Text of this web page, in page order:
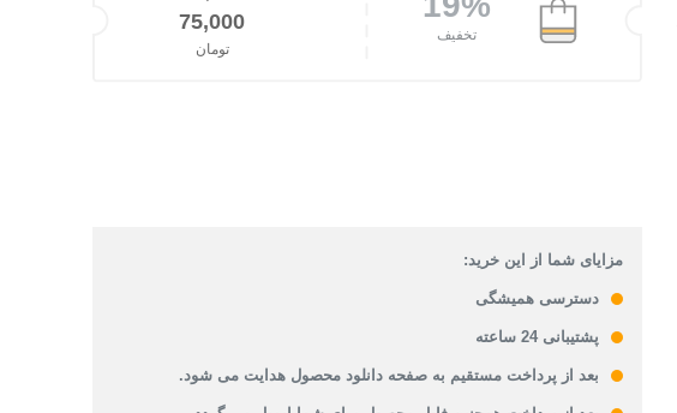
تخفیف
قیمت اصلی: 93,000تومان بود.
75,000
تومان
مزایای شما از این خرید:
دسترسی همیشگی
پشتیبانی 24 ساعته
بعد از پرداخت مستقیم به صفحه دانلود محصول هدایت می شود.